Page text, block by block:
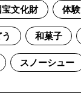
宝文化財 体験
和菓子
スノーシュー